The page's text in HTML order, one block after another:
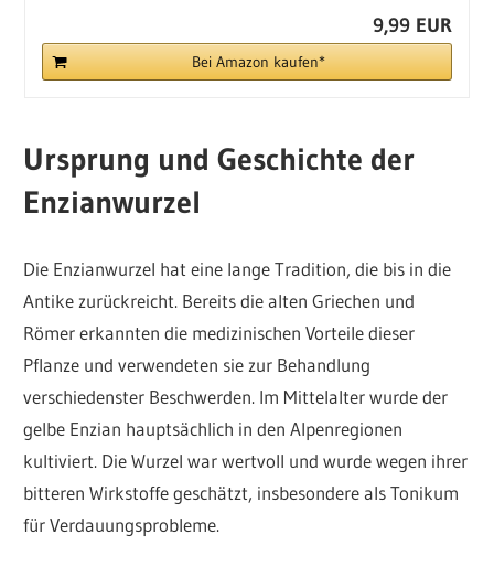
9,99 EUR
Bei Amazon kaufen*
Ursprung und Geschichte der
Enzianwurzel
Die Enzianwurzel hat eine lange Tradition, die bis in die
Antike zurückreicht. Bereits die alten Griechen und
Römer erkannten die medizinischen Vorteile dieser
Pflanze und verwendeten sie zur Behandlung
verschiedenster Beschwerden. Im Mittelalter wurde der
gelbe Enzian hauptsächlich in den Alpenregionen
kultiviert. Die Wurzel war wertvoll und wurde wegen ihrer
bitteren Wirkstoffe geschätzt, insbesondere als Tonikum
für Verdauungsprobleme.